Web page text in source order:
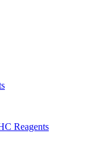
Reagents